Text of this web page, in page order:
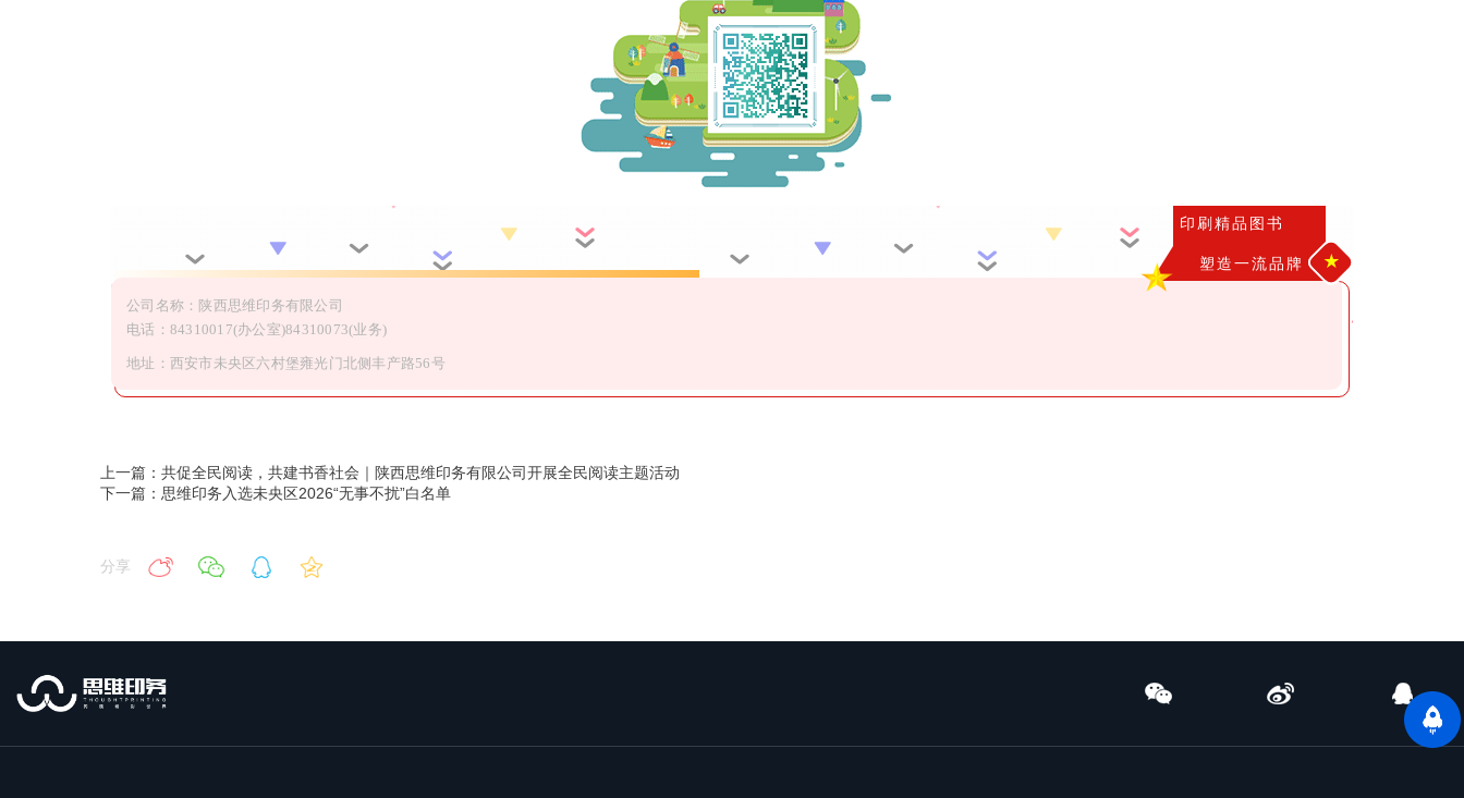
印刷精品图书
塑造一流品牌 ★
公司名称：陕西思维印务有限公司
电话：84310017(办公室)84310073(业务)
地址：西安市未央区六村堡雍光门北侧丰产路56号
上一篇：共促全民阅读，共建书香社会｜陕西思维印务有限公司开展全民阅读主题活动
下一篇：思维印务入选未央区2026“无事不扰”白名单
分享